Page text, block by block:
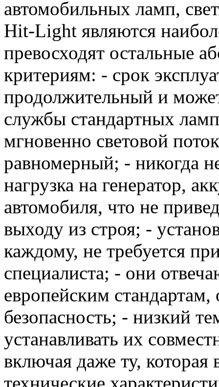
автомобильных ламп,
Hit-Light являются
превосходят остальные
критериям: - срок
продолжительный и
службы стандартных
мгновенно световой
равномерный; - никогда
нагрузка на генератор,
автомобиля, что не
выходу из строя; -
каждому, не требуется
специалиста; - они
европейским
безопасность; - низкий
устанавливать их
включая даже ту,
технические